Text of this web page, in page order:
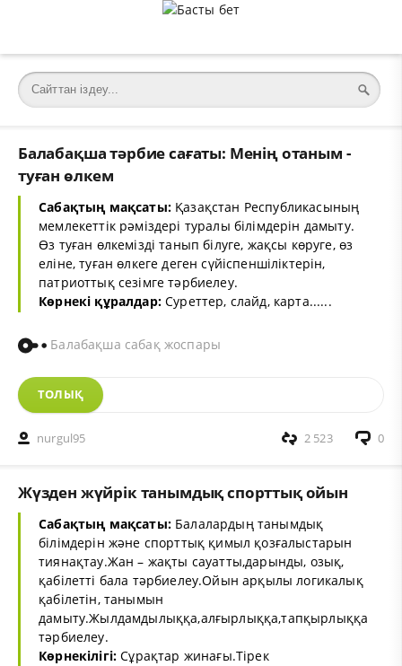
Балабақша тәрбие сағаты: Менің отаным -
туған өлкем
Сабақтың мақсаты:Қазақстан Республикасының
мемлекеттік рәміздері туралы білімдерін дамыту.
Өз туған өлкемізді танып білуге, жақсы көруге, өз
еліне, туған өлкеге деген сүйіспеншіліктерін,
патриоттық сезімге тәрбиелеу.
Көрнекі құралдар:Суреттер, слайд, карта......
Балабақша сабақ жоспары
ТОЛЫҚ
nurgul95 0
2 523
Жүзден жүйрік танымдық спорттық ойын
Сабақтың мақсаты:Балалардың танымдық
білімдерін және спорттық қимыл қозғалыстарын
тиянақтау.Жан – жақты сауатты,дарынды, озық,
қабілетті бала тәрбиелеу.Ойын арқылы логикалық
қабілетін, танымын
дамыту.Жылдамдылыққа,алғырлыққа,тапқырлыққа
тәрбиелеу.
Көрнекілігі:Сұрақтар жинағы.Тірек